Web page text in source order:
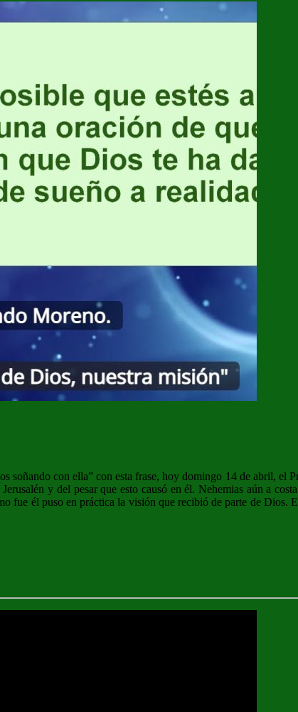
soñando con ella” con esta frase, hoy domingo 14 de abril,
y del pesar que esto causó en él. Nehemias aún a
fue él puso en práctica la visión que recibió de parte de Dios.